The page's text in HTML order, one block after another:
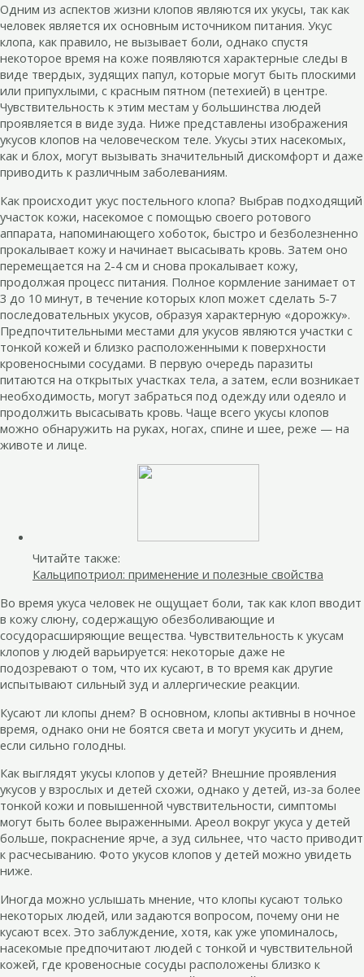
Одним из аспектов жизни клопов являются их укусы, так как
человек является их основным источником питания. Укус
клопа, как правило, не вызывает боли, однако спустя
некоторое время на коже появляются характерные следы в
виде твердых, зудящих папул, которые могут быть плоскими
или припухлыми, с красным пятном (петехией) в центре.
Чувствительность к этим местам у большинства людей
проявляется в виде зуда. Ниже представлены изображения
укусов клопов на человеческом теле. Укусы этих насекомых,
как и блох, могут вызывать значительный дискомфорт и даже
приводить к различным заболеваниям.
Как происходит укус постельного клопа? Выбрав подходящий
участок кожи, насекомое с помощью своего ротового
аппарата, напоминающего хоботок, быстро и безболезненно
прокалывает кожу и начинает высасывать кровь. Затем оно
перемещается на 2-4 см и снова прокалывает кожу,
продолжая процесс питания. Полное кормление занимает от
3 до 10 минут, в течение которых клоп может сделать 5-7
последовательных укусов, образуя характерную «дорожку».
Предпочтительными местами для укусов являются участки с
тонкой кожей и близко расположенными к поверхности
кровеносными сосудами. В первую очередь паразиты
питаются на открытых участках тела, а затем, если возникает
необходимость, могут забраться под одежду или одеяло и
продолжить высасывать кровь. Чаще всего укусы клопов
можно обнаружить на руках, ногах, спине и шее, реже — на
животе и лице.
Читайте также:
Кальципотриол: применение и полезные свойства
Во время укуса человек не ощущает боли, так как клоп вводит
в кожу слюну, содержащую обезболивающие и
сосудорасширяющие вещества. Чувствительность к укусам
клопов у людей варьируется: некоторые даже не
подозревают о том, что их кусают, в то время как другие
испытывают сильный зуд и аллергические реакции.
Кусают ли клопы днем? В основном, клопы активны в ночное
время, однако они не боятся света и могут укусить и днем,
если сильно голодны.
Как выглядят укусы клопов у детей? Внешние проявления
укусов у взрослых и детей схожи, однако у детей, из-за более
тонкой кожи и повышенной чувствительности, симптомы
могут быть более выраженными. Ареол вокруг укуса у детей
больше, покраснение ярче, а зуд сильнее, что часто приводит
к расчесыванию. Фото укусов клопов у детей можно увидеть
ниже.
Иногда можно услышать мнение, что клопы кусают только
некоторых людей, или задаются вопросом, почему они не
кусают всех. Это заблуждение, хотя, как уже упоминалось,
насекомые предпочитают людей с тонкой и чувствительной
кожей, где кровеносные сосуды расположены близко к